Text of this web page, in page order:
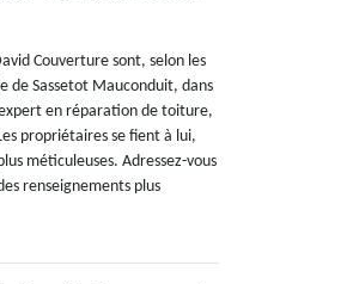
Couverture sont, selon les
de Sassetot Mauconduit, dans
en réparation de toiture,
propriétaires se fient à lui,
méticuleuses. Adressez-vous
renseignements plus